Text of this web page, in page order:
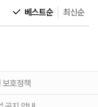
베스트순 최신순
보호정책